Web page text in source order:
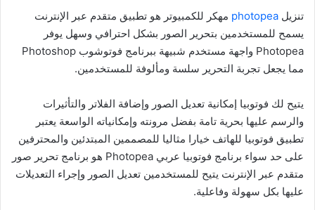
تنزيل photopea مهكر للكمبيوتر هو تطبيق متقدم عبر الإنترنت
يسمح للمستخدمين بتحرير الصور بشكل احترافي وسهل يوفر
Photopea واجهة مستخدم شبيهة ببرنامج فوتوشوب Photoshop
مما يجعل تجربة التحرير سلسة ومألوفة للمستخدمين.
يتيح لك فوتوبيا إمكانية تعديل الصور وإضافة الفلاتر والتأثيرات
والرسم عليها بحرية تامة بفضل مرونته وإمكانياته الواسعة يعتبر
تطبيق فوتوبيا للهاتف خيارا مثاليا للمصممين المبتدئين والمحترفين
على حد سواء برنامج فوتوبيا عربي Photopea هو برنامج تحرير صور
متقدم عبر الإنترنت يتيح للمستخدمين تعديل الصور وإجراء التعديلات
عليها بكل سهولة وفاعلية.